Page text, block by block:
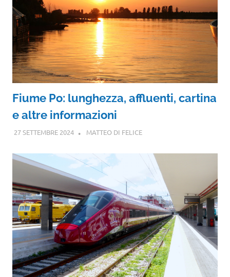
Fiume Po: lunghezza, affluenti, cartina
e altre informazioni
27 SETTEMBRE 2024 MATTEO DI FELICE